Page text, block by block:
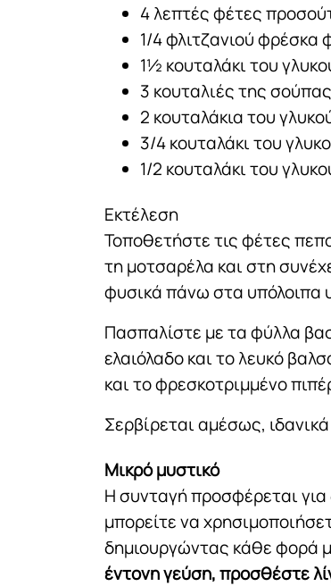
4 λεπτές φέτες
1/4 φλιτζανιού φρέσκα
1½ κουταλάκι του
3 κουταλιές της
2 κουταλάκια του
3/4 κουταλάκι του
1/2 κουταλάκι του
Εκτέλεση
Τοποθετήστε τις φέτες
τη μοτσαρέλα και στη
φυσικά πάνω στα υπόλοιπα
Πασπαλίστε με τα φύλλα
ελαιόλαδο και το λευκό
και το φρεσκοτριμμένο
Σερβίρεται αμέσως,
Μικρό μυστικό
Η συνταγή προσφέρεται
μπορείτε να
δημιουργώντας κάθε φορά
έντονη γεύση, προσθέστε